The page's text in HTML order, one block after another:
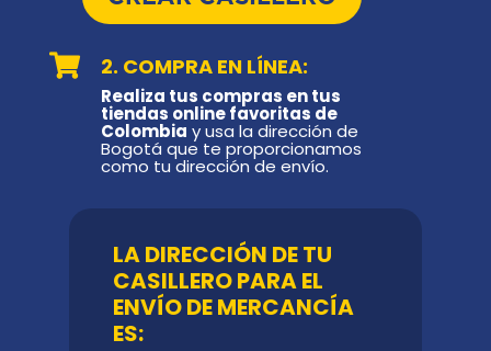
 2. COMPRA EN LÍNEA:
Realiza tus compras en tus
tiendas online favoritas de
Colombia y usa la dirección de
Bogotá que te proporcionamos
como tu dirección de envío.
LA DIRECCIÓN DE TU
CASILLERO PARA EL
ENVÍO DE MERCANCÍA
ES: